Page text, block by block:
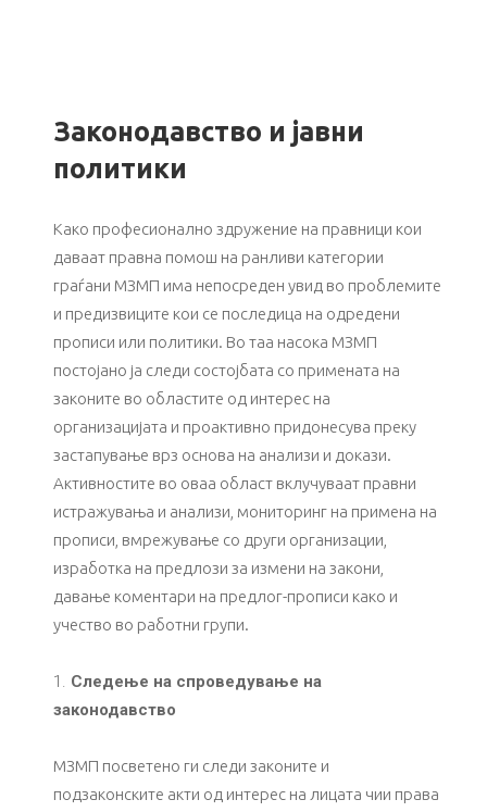
Законодавство и јавни
политики
Како професионално здружение на правници кои
даваат правна помош на ранливи категории
граѓани МЗМП има непосреден увид во проблемите
и предизвиците кои се последица на одредени
прописи или политики. Во таа насока МЗМП
постојано ја следи состојбата со примената на
законите во областите од интерес на
организацијата и проактивно придонесува преку
застапување врз основа на анализи и докази.
Активностите во оваа област вклучуваат правни
истражувања и анализи, мониторинг на примена на
прописи, вмрежување со други организации,
изработка на предлози за измени на закони,
давање коментари на предлог-прописи како и
учество во работни групи.
Следење на спроведување на
законодавство
МЗМП посветено ги следи законите и
подзаконските акти од интерес на лицата чии права